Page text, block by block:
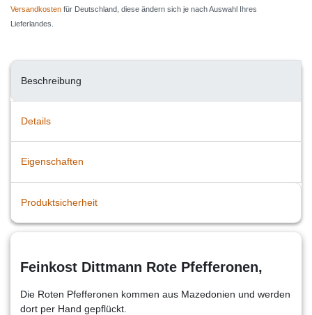
Versandkosten für Deutschland, diese ändern sich je nach Auswahl Ihres
Lieferlandes.
Beschreibung
Details
Eigenschaften
Produktsicherheit
Feinkost Dittmann Rote Pfefferonen,
Die Roten Pfefferonen kommen aus Mazedonien und werden
dort per Hand gepflückt.